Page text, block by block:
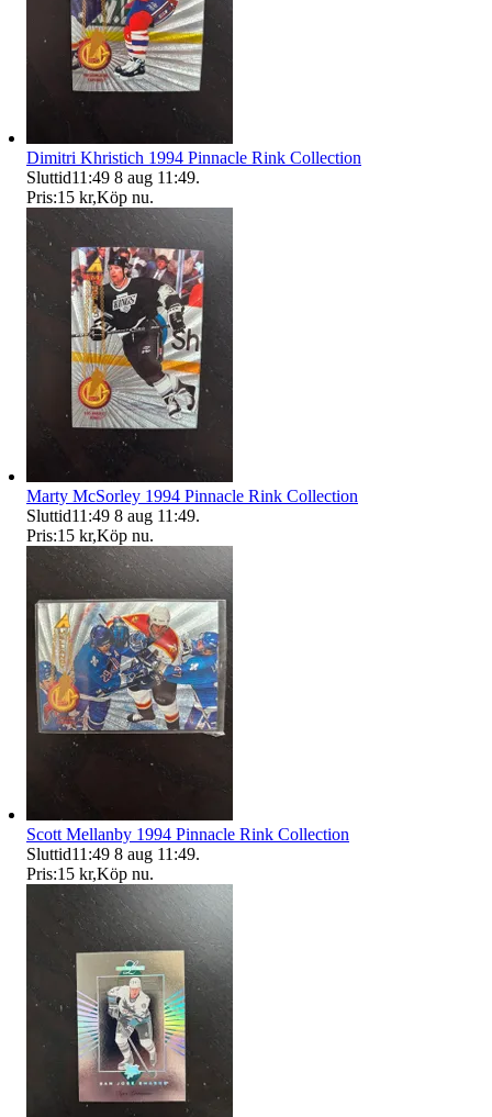
Dimitri Khristich 1994 Pinnacle Rink Collection
Sluttid11:49 8 aug 11:49.
Pris:15 kr,Köp nu.
Marty McSorley 1994 Pinnacle Rink Collection
Sluttid11:49 8 aug 11:49.
Pris:15 kr,Köp nu.
Scott Mellanby 1994 Pinnacle Rink Collection
Sluttid11:49 8 aug 11:49.
Pris:15 kr,Köp nu.